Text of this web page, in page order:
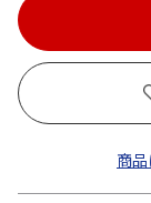
商